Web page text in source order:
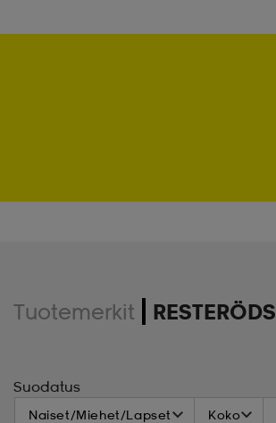
Tuotemerkit RESTERÖDS
Suodatus
Naiset/Miehet/Lapset Koko